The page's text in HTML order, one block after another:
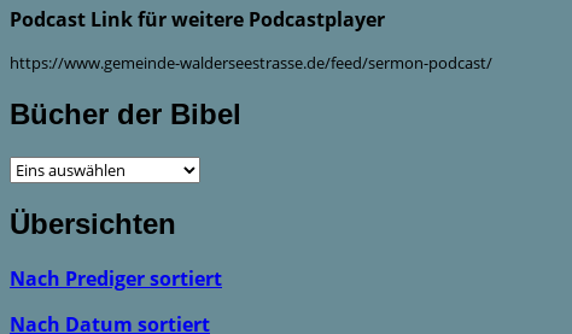
Podcast Link für weitere Podcastplayer
https://www.gemeinde-walderseestrasse.de/feed/sermon-podcast/
Bücher der Bibel
Übersichten
Nach Prediger sortiert
Nach Datum sortiert